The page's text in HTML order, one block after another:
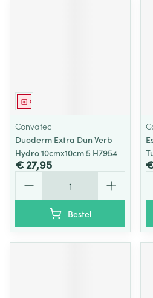
Geneesmiddel
Convatec
Duoderm Extra Dun Verb
Hydro 10cmx10cm 5 H7954
€ 27,95
Bestel